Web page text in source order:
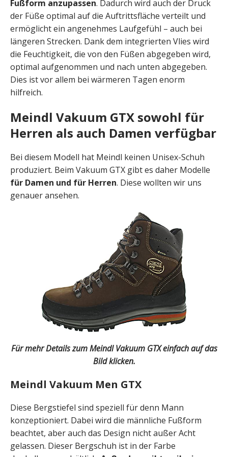
Fußform anzupassen. Dadurch wird auch der Druck
der Füße optimal auf die Auftrittsfläche verteilt und
ermöglicht ein angenehmes Laufgefühl – auch bei
längeren Strecken. Dank dem integrierten Vlies wird
die Feuchtigkeit, die von den Füßen abgegeben wird,
optimal aufgenommen und nach unten abgegeben.
Dies ist vor allem bei wärmeren Tagen enorm
hilfreich.
Meindl Vakuum GTX sowohl für
Herren als auch Damen verfügbar
Bei diesem Modell hat Meindl keinen Unisex-Schuh
produziert. Beim Vakuum GTX gibt es daher Modelle
für Damen und für Herren. Diese wollten wir uns
genauer ansehen.
Für mehr Details zum Meindl Vakuum GTX einfach auf das
Bild klicken.
Meindl Vakuum Men GTX
Diese Bergstiefel sind speziell für denn Mann
konzeptioniert. Dabei wird die männliche Fußform
beachtet, aber auch das Design nicht außer Acht
gelassen. Dieser Bergschuh ist in der Farbe